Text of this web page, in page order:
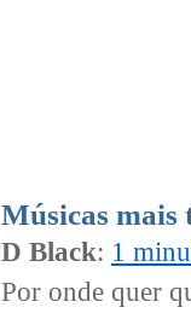
Músicas mais
D Black: 1
Por onde quer